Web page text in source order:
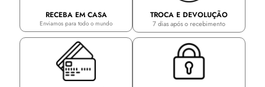
RECEBA EM CASA
Enviamos para todo o mundo
TROCA E DEVOLUÇÃO
7 dias após o recebimento